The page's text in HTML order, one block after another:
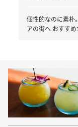
個性的なのに素朴
アの街へ おすす